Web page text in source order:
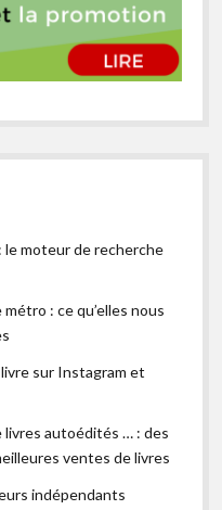
le moteur de recherche
: ce qu’elles nous
sur Instagram et
livres autoédités … : des
ventes de livres
indépendants